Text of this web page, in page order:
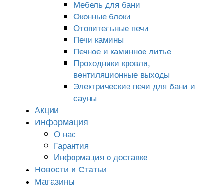
Мебель для бани
Оконные блоки
Отопительные печи
Печи камины
Печное и каминное литье
Проходники кровли,
вeнтиляционные выходы
Электрические печи для бани и
сауны
Акции
Информация
О нас
Гарантия
Информация о доставке
Новости и Статьи
Магазины